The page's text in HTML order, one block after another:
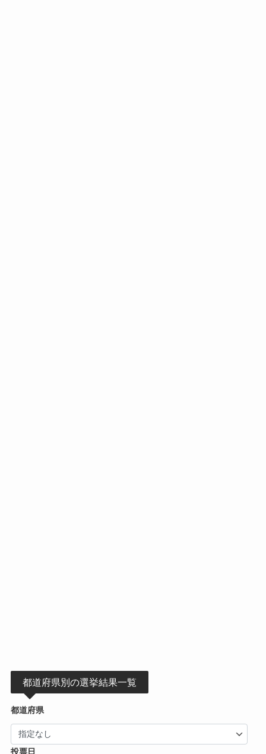
都道府県別の選挙結果一覧
都道府県
投票日